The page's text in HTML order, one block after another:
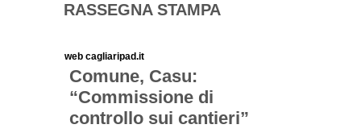
RASSEGNA STAMPA
web cagliaripad.it
Comune, Casu:
“Commissione di
controllo sui cantieri”